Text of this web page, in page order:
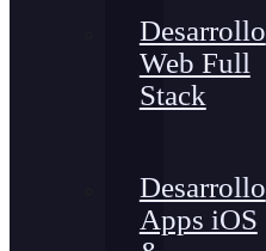
Desarrollo
Web Full
Stack
Desarrollo
Apps iOS